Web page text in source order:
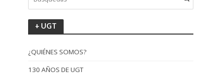
+ UGT
¿QUIÉNES SOMOS?
130 AÑOS DE UGT